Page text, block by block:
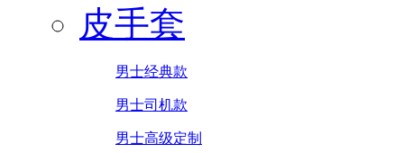
皮手套
男士经典款
男士司机款
男士高级定制